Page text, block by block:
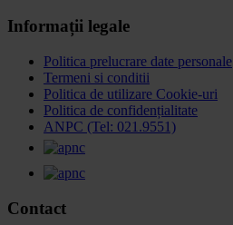
Informații legale
Politica prelucrare date personale
Termeni si conditii
Politica de utilizare Cookie-uri
Politica de confidențialitate
ANPC (Tel: 021.9551)
Contact